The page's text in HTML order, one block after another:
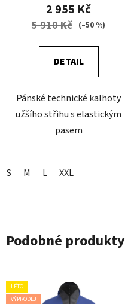
2 955 Kč
5 910 Kč (–50 %)
DETAIL
Pánské technické kalhoty
užšího střihu s elastickým
pasem
S M L XXL
Podobné produkty
LÉTO
VÝPRODEJ